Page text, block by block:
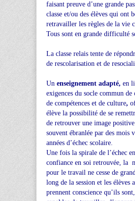
faisant preuve d’une grande
classe et/ou des élèves qui ont
retravailler les règles de la vie
Tous sont en grande difficulté
La classe relais tente de
de rescolarisation et de
Un enseignement adapté, en
exigences du socle commun de
de compétences et de culture,
élève la possibilité de se
de retrouver une image
souvent ébranlée par des mois
années d’échec scolaire.
Une fois la spirale de l’échec
confiance en soi retrouvée, la
pour le travail ne cesse de
long de la session et les élèves
prennent conscience qu’ils